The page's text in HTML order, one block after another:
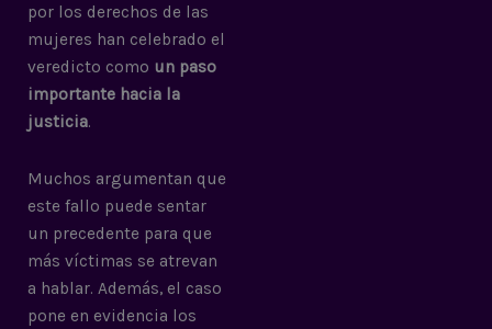
por los derechos de las
mujeres han celebrado el
veredicto como un paso
importante hacia la
justicia.
Muchos argumentan que
este fallo puede sentar
un precedente para que
más víctimas se atrevan
a hablar. Además, el caso
pone en evidencia los